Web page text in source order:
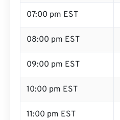
07:00 pm EST
08:00 pm EST
09:00 pm EST
10:00 pm EST
11:00 pm EST